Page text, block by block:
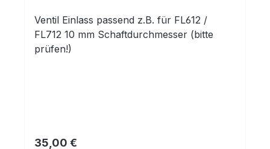
Ventil Einlass passend z.B. für FL612 /
FL712 10 mm Schaftdurchmesser (bitte
prüfen!)
Regulärer Preis:
35,00 €